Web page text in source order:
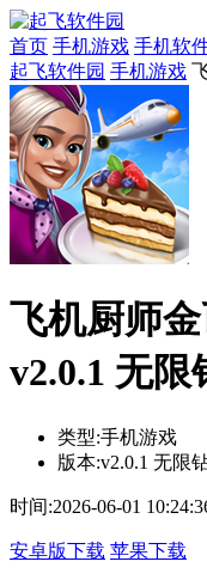
首页 手机游戏 手机软
起飞软件园 手机游戏
飞机厨师
v2.0.1 无限
类型:手机游戏
版本:v2.0.1 无限
时间:2026-06-01
安卓版下载 苹果下载